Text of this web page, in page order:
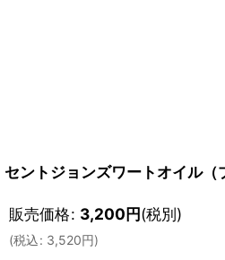
セントジョンズワートオイル
販売価格: 3,200円(税別)
(税込: 3,520円)